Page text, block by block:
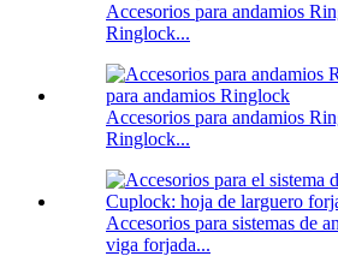
Accesorios para andamios
Ringlock...
Accesorios para andamios
Ringlock...
Accesorios para sistemas de
viga forjada...